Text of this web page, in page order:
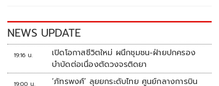
k k
NEWS UPDATE
19:16 น.
เปิดโอกาสชีวิตใหม่ ผนึกชุมชน-ฝ่ายปกครอง
บำบัดต่อเนื่องตัดวงจรติดยา
19:00 น.
‘ภัทรพงศ์’ ลุยยกระดับไทย ศูนย์กลางการบิน